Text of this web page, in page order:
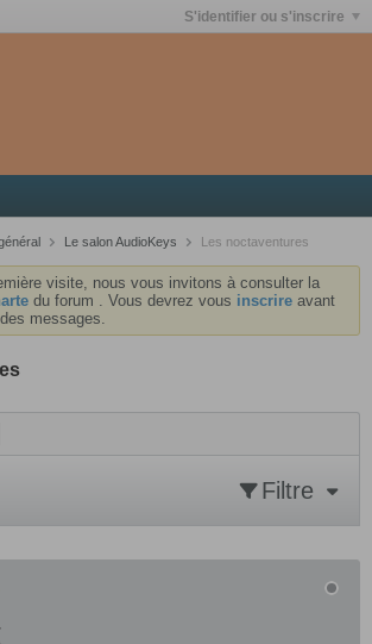
S'identifier ou s'inscrire
Le salon AudioKeys Les noctaventures
visite, nous vous invitons à consulter la
du forum . Vous devrez vous inscrire avant
messages.
Filtre